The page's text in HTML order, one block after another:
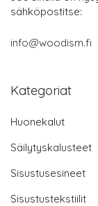
sähköpostitse:
info@woodism.fi
Kategoriat
Huonekalut
Säilytyskalusteet
Sisustusesineet
Sisustustekstiilit